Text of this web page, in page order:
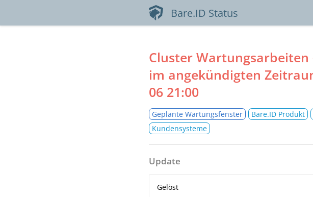
Bare.ID Status
Cluster
im angekündigten
06 21:00
Geplante Wartungsfenster Bare.ID Produkt
Kundensysteme
Update
Gelöst